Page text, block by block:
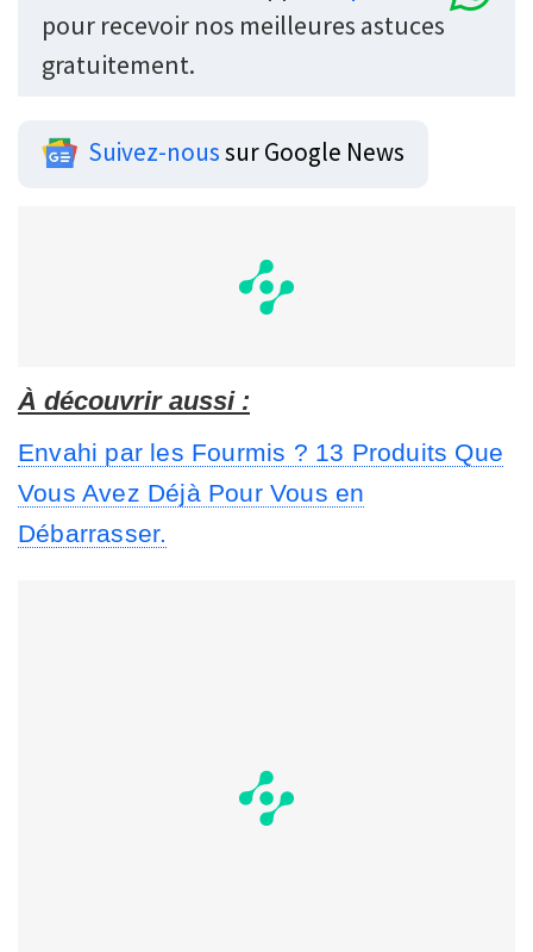
pour recevoir nos meilleures astuces
gratuitement.
Suivez-noussur Google News
À découvrir aussi :
Envahi par les Fourmis ? 13 Produits Que
Vous Avez Déjà Pour Vous en
Débarrasser.